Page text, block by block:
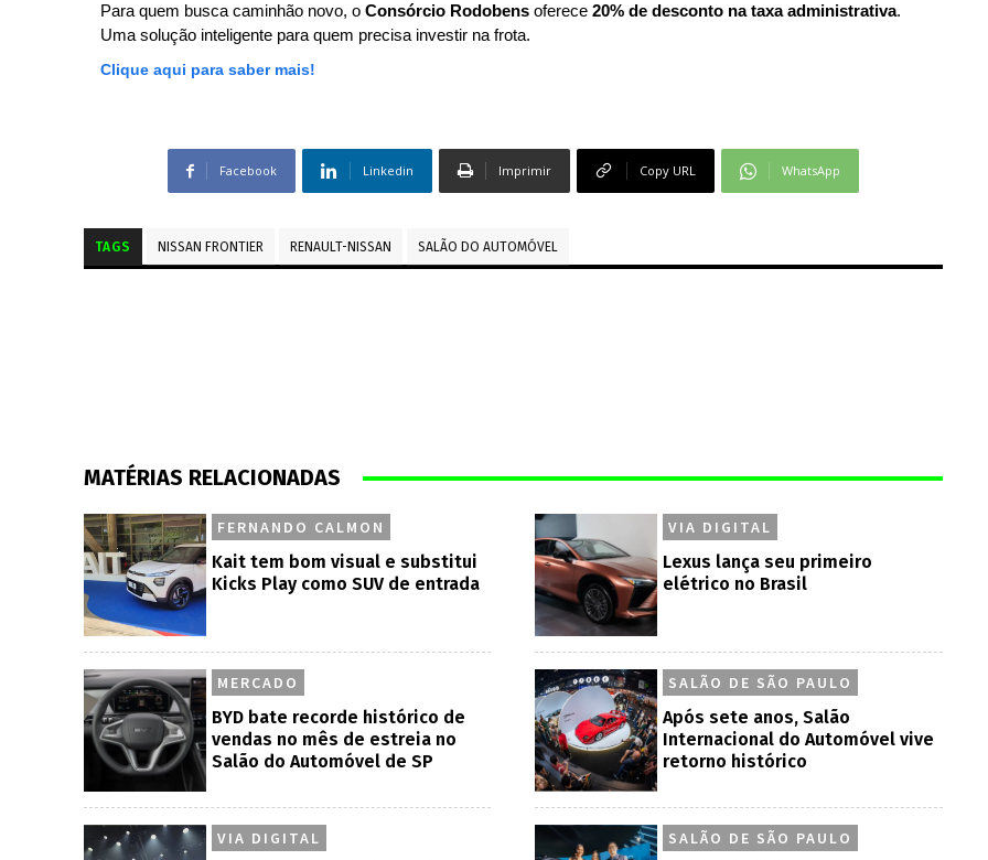
Para quem busca caminhão novo, o Consórcio Rodobens oferece 20% de desconto na taxa administrativa.
Uma solução inteligente para quem precisa investir na frota.
Clique aqui para saber mais!
Facebook Linkedin Imprimir Copy URL WhatsApp
TAGS NISSAN FRONTIER RENAULT-NISSAN SALÃO DO AUTOMÓVEL
MATÉRIAS RELACIONADAS
FERNANDO CALMON
Kait tem bom visual e substitui
Kicks Play como SUV de entrada
VIA DIGITAL
Lexus lança seu primeiro
elétrico no Brasil
MERCADO
BYD bate recorde histórico de
vendas no mês de estreia no
Salão do Automóvel de SP
SALÃO DE SÃO PAULO
Após sete anos, Salão
Internacional do Automóvel vive
retorno histórico
VIA DIGITAL SALÃO DE SÃO PAULO